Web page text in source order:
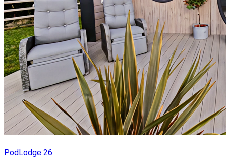
PodLodge 26